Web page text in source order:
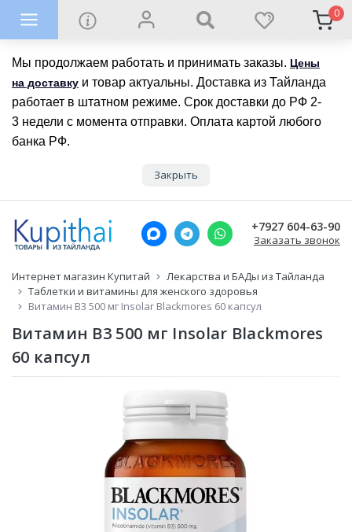
Мы продолжаем работать и принимать заказы. Цены
на доставку и товар актуальны. Доставка из Тайланда
работает в штатном режиме. Срок доставки до РФ 2-
3 недели с момента отправки. Оплата картой любого
банка РФ.
Закрыть
0
+7927 604-63-90
Заказать звонок
Интернет магазин Купитай
Лекарства и БАДы из Тайланда
Таблетки и витамины для женского здоровья
Витамин B3 500 мг Insolar Blackmores 60 капсул
Витамин B3 500 мг Insolar Blackmores
60 капсул